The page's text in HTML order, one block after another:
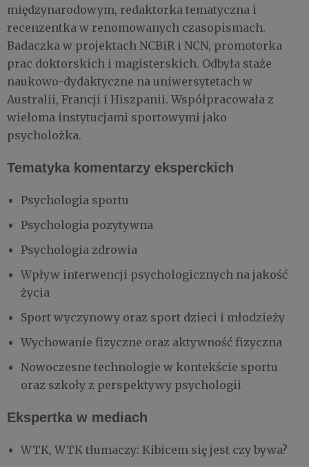
międzynarodowym, redaktorka tematyczna i
recenzentka w renomowanych czasopismach.
Badaczka w projektach NCBiR i NCN, promotorka
prac doktorskich i magisterskich. Odbyła staże
naukowo-dydaktyczne na uniwersytetach w
Australii, Francji i Hiszpanii. Współpracowała z
wieloma instytucjami sportowymi jako
psycholożka.
Tematyka komentarzy eksperckich
Psychologia sportu
Psychologia pozytywna
Psychologia zdrowia
Wpływ interwencji psychologicznych na jakość
życia
Sport wyczynowy oraz sport dzieci i młodzieży
Wychowanie fizyczne oraz aktywność fizyczna
Nowoczesne technologie w kontekście sportu
oraz szkoły z perspektywy psychologii
Ekspertka w mediach
WTK, WTK tłumaczy: Kibicem się jest czy bywa?